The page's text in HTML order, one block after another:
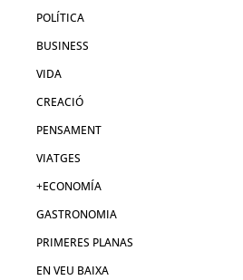
POLÍTICA
BUSINESS
VIDA
CREACIÓ
PENSAMENT
VIATGES
+ECONOMÍA
GASTRONOMIA
PRIMERES PLANAS
EN VEU BAIXA